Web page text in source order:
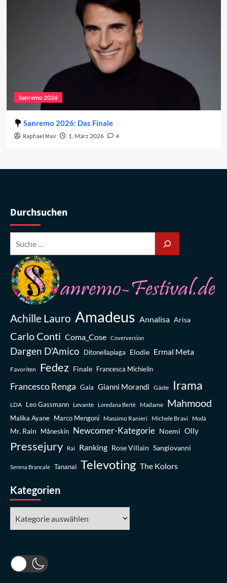
Sanremo 2026
Sanremo 2026: Das Finale
Raphael Mair 1. März 2026 4
Durchsuchen
Achille Lauro Amadeus Annalisa Arisa
Carlo Conti Coma_Cose Coverversion
Dargen D’Amico Ditonellapiaga Elodie Ermal Meta
Favoriten Fedez Finale Francesca Michielin
Francesco Renga Gaia Gianni Morandi Gäste Irama
LDA Leo Gassmann Levante Loredana Bertè Madame Mahmood
Malika Ayane Marco Mengoni Massimo Ranieri Michele Bravi Modà
Mr. Rain Måneskin Newcomer-Kategorie Noemi Olly
Pressejury Rai Ranking Rose Villain Sangiovanni
Serena Brancale Tananai Televoting The Kolors
Kategorien